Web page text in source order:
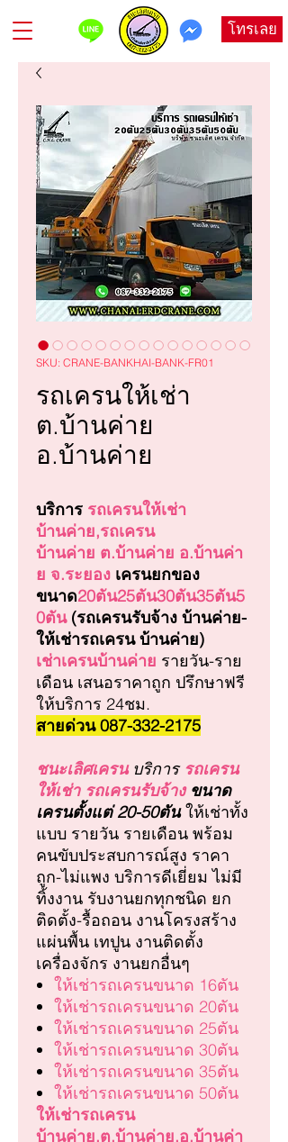
โทรเลย
SKU: CRANE-BANKHAI-BANK-FR01
รถเครนให้เช่า
ต.บ้านค่าย
อ.บ้านค่าย
บริการ รถเครนให้เช่า
บ้านค่าย,รถเครน
บ้านค่าย ต.บ้านค่าย อ.บ้านค่า
ย จ.ระยอง เครนยกของ
ขนาด20ตัน25ตัน30ตัน35ตัน5
0ตัน(รถเครนรับจ้าง บ้านค่าย-
ให้เช่ารถเครน บ้านค่าย)
เช่าเครนบ้านค่าย รายวัน-ราย
เดือน เสนอราคาถูก ปรึกษาฟรี
ให้บริการ 24ชม.
สายด่วน 087-332-2175
ชนะเลิศเครนบริการ รถเครน
ให้เช่า รถเครนรับจ้างขนาด
เครนตั้งแต่ 20-50ตันให้เช่าทั้ง
แบบ รายวัน รายเดือน พร้อม
คนขับประสบการณ์สูง ราคา
ถูก-ไม่แพง บริการดีเยี่ยม ไม่มี
ทิ้งงาน รับงานยกทุกชนิด ยก
ติดตั้ง-รื้อถอน งานโครงสร้าง
แผ่นพื้น เทปูน งานติดตั้ง
เครื่องจักร งานยกอื่นๆ
ให้เช่ารถเครนขนาด 16ตัน
ให้เช่ารถเครนขนาด 20ตัน
ให้เช่ารถเครนขนาด 25ตัน
ให้เช่ารถเครนขนาด 30ตัน
ให้เช่ารถเครนขนาด 35ตัน
ให้เช่ารถเครนขนาด 50ตัน
ให้เช่ารถเครน
บ้านค่าย,ต.บ้านค่าย,อ.บ้านค่า